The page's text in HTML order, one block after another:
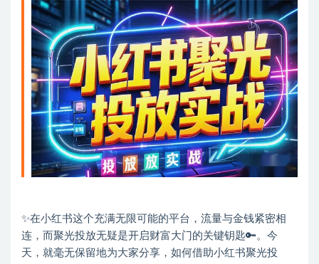
✨在小红书这个充满无限可能的平台，流量与金钱紧密相
连，而聚光投放无疑是开启财富大门的关键钥匙🔑。今
天，就毫无保留地为大家分享，如何借助小红书聚光投